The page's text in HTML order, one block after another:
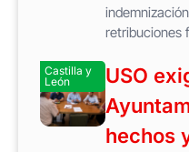
retribuciones
Castilla y
León
USO
hechos